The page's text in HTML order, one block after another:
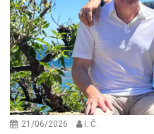
21/06/2026 I. Ć.